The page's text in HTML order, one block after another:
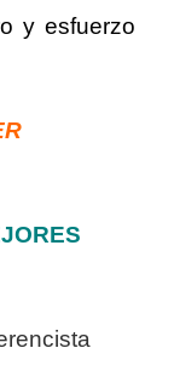
y esfuerzo